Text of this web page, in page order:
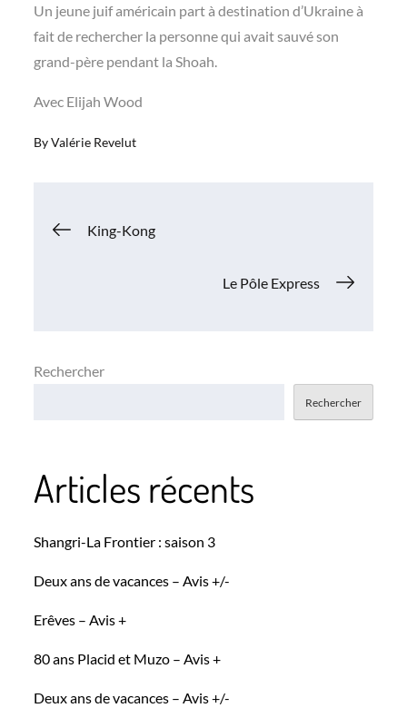
Un jeune juif américain part à destination d’Ukraine à
fait de rechercher la personne qui avait sauvé son
grand-père pendant la Shoah.
Avec Elijah Wood
ByValérie Revelut
Navigation
King-Kong
Le Pôle Express
Rechercher
Rechercher
Articles récents
Shangri-La Frontier : saison 3
Deux ans de vacances – Avis +/-
Erêves – Avis +
80 ans Placid et Muzo – Avis +
Deux ans de vacances – Avis +/-